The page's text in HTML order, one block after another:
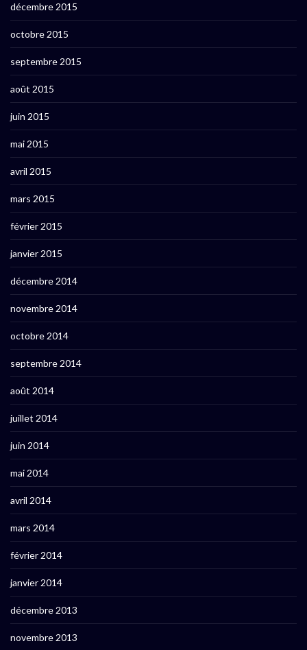
décembre 2015
octobre 2015
septembre 2015
août 2015
juin 2015
mai 2015
avril 2015
mars 2015
février 2015
janvier 2015
décembre 2014
novembre 2014
octobre 2014
septembre 2014
août 2014
juillet 2014
juin 2014
mai 2014
avril 2014
mars 2014
février 2014
janvier 2014
décembre 2013
novembre 2013